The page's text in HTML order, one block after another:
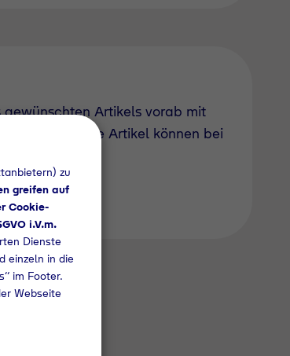
Artikels vorab mit
nicht geführte Artikel können bei
zu
greifen auf
Cookie-
i.V.m.
Dienste
einzeln in die
im Footer.
Webseite